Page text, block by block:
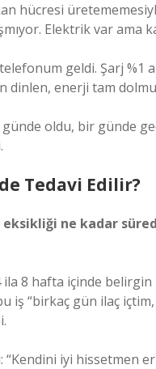
hücresi
Elektrik var ama
geldi. Şarj %1
dinlen, enerji tam
günde oldu, bir günde
Tedavi Edilir?
eksikliği ne kadar
ila 8 hafta içinde
iş “birkaç gün ilaç
iyi hissetmen